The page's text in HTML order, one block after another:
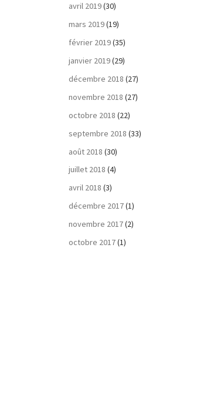
avril 2019(30)
mars 2019(19)
février 2019(35)
janvier 2019(29)
décembre 2018 (27)
novembre 2018 (27)
octobre 2018 (22)
septembre 2018 (33)
août 2018 (30)
juillet 2018 (4)
avril 2018 (3)
décembre 2017(1)
novembre 2017(2)
octobre 2017(1)